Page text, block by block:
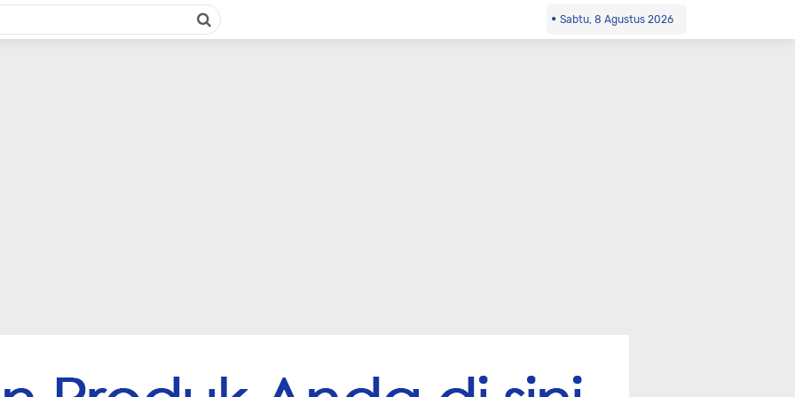
Sabtu, 8 Agustus 2026